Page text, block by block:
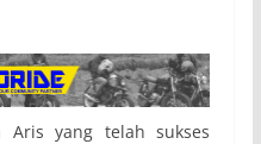
Aris yang telah sukses